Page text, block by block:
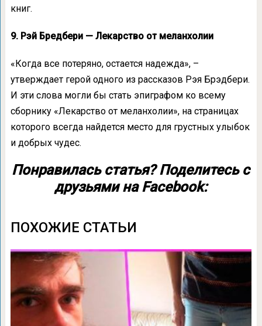
книг.
9. Рэй Бредбери — Лекарство от меланхолии
«Когда все потеряно, остается надежда», –
утверждает герой одного из рассказов Рэя Брэдбери.
И эти слова могли бы стать эпиграфом ко всему
сборнику «Лекарство от меланхолии», на страницах
которого всегда найдется место для грустных улыбок
и добрых чудес.
Понравилась статья? Поделитесь с
друзьями на Facebook:
ПОХОЖИЕ СТАТЬИ